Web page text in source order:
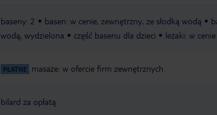
baseny: 2 basen: w cenie, zewnętrzny, ze słodką wodą
wodą, wydzielona
część basenu dla dzieci leżaki: w cenie
PŁATNE masaże: w ofercie firm zewnętrznych
bilard za opłatą